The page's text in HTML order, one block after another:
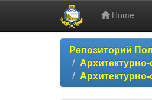
Home
Репозиторий